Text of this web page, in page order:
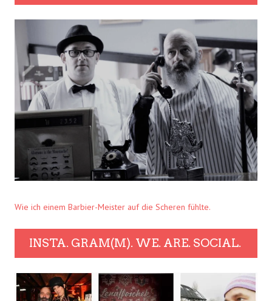
Wie ich einem Barbier-Meister auf die Scheren fühlte.
INSTA. GRAM(M). WE. ARE. SOCIAL.